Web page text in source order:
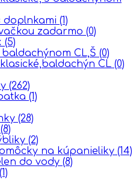
doplnkami (1)
zadarmo (0)
(5)
CL,Š (0)
CL (0)
(262)
(1)
(28)
(8)
(2)
na kúpanieliky (14)
do vody (8)
(1)